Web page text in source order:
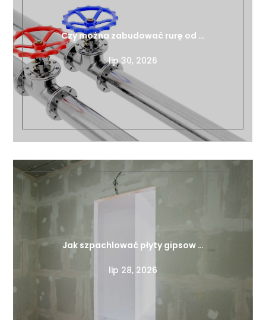
Czy można zabudować rurę od …
lip 30, 2026
Jak szpachlować płyty gipsow …
lip 28, 2026